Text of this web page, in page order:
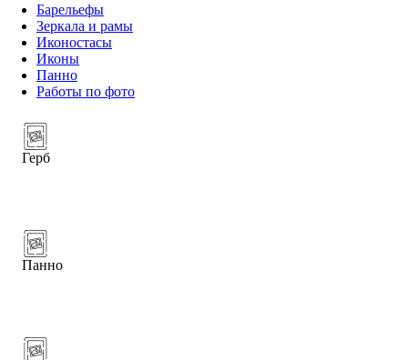
Барельефы
Зеркала и рамы
Иконостасы
Иконы
Панно
Работы по фото
Герб
Панно